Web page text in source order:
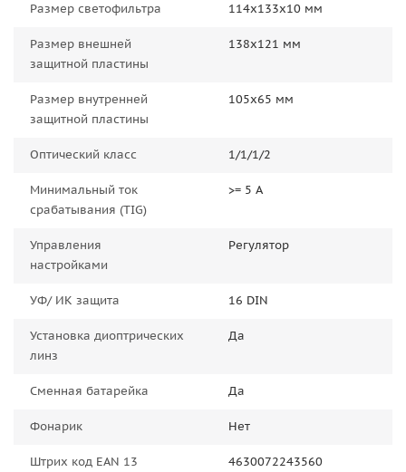
Размер светофильтра 114x133x10 мм
Размер внешней
защитной пластины
138x121 мм
Размер внутренней
защитной пластины
105x65 мм
Оптический класс 1/1/1/2
Минимальный ток
срабатывания (TIG)
>= 5 А
Управления
настройками
Регулятор
УФ/ ИК защита 16 DIN
Установка диоптрических
линз
Да
Сменная батарейка Да
Фонарик Нет
Штрих код EAN 13 4630072243560